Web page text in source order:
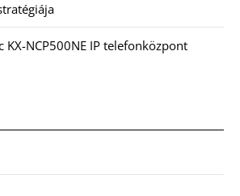
KX-NCP500NE IP telefonközpont